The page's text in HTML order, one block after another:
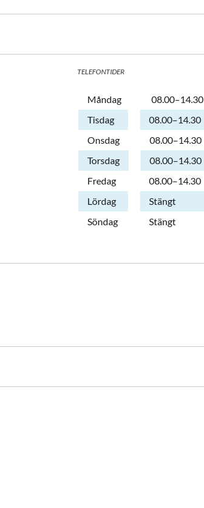
TELEFONTIDER
Dag
Öppettider
Kommentarer
Måndag
08.00–14.30
Tisdag
08.00–14.30
Onsdag
08.00–14.30
Torsdag
08.00–14.30
Fredag
08.00–14.30
Lördag
Stängt
Söndag
Stängt